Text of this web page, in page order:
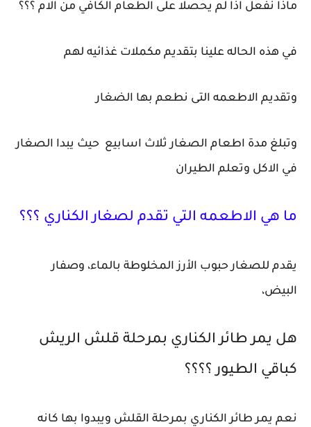
ماذا نفعل اذا لم يحصلا على الطعام الكافي من الام ؟؟؟
في هذه الحاله علينا بتقديم مكملات غذائيه لهم
وتقديم الاطعمه التى نطعم بها الضغار
وتبلغ مدة اطعام الصغار ثلاث اسابيع حيث يبدا الصغار
في الاكل وتعلم الطيران
ما هي الاطعمه التي تقدم لصغار الكناري ؟؟؟
يقدم للصغار حبوب الأرز المخلوطة بالماء، وصفار
البيض،
هل يمر طائر الكناري بمرحلة قلش الريش
كباقي الطيور ؟؟؟؟
نعم يمر طائر الكناري بمرحلة القلش ويبدوا بها كانه